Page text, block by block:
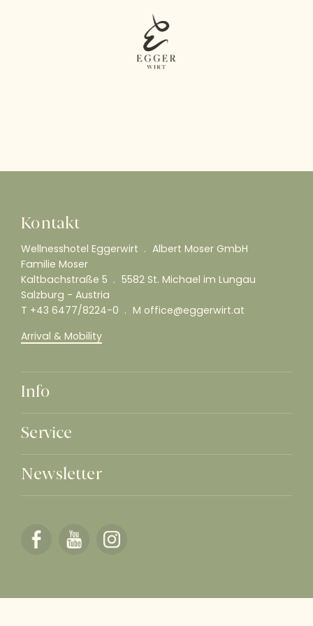
Kontakt
Wellnesshotel Eggerwirt
Albert Moser GmbH
Familie Moser
Kaltbachstraße 5
5582 St. Michael im Lungau
Salzburg - Austria
T +43 6477/8224-0 M office@eggerwirt.at
Arrival & Mobility
Info
Service
Newsletter